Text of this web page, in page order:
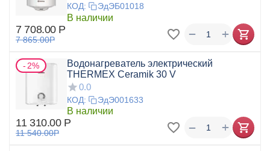
КОД: ЭдЭБ01018
В наличии
7 708.00 Р
7 865.00Р +
−
2%
Водонагреватель электрический
THERMEX Ceramik 30 V
0.0
КОД: ЭдЭ001633
В наличии
11 310.00 Р
11 540.00Р +
−